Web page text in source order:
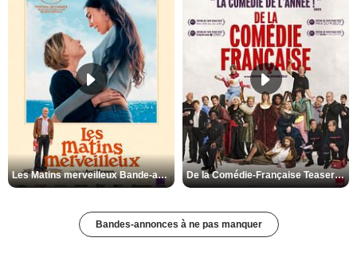
Les Matins merveilleux Bande-annonce VF De la Comédie-Française Teaser VF
Bandes-annonces à ne pas manquer